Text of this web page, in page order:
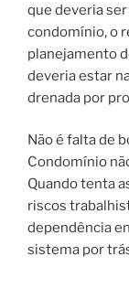
que deveria
condomínio, o
planejamento
deveria estar
drenada por
Não é falta de
Condomínio
Quando tenta
riscos
dependência
sistema por